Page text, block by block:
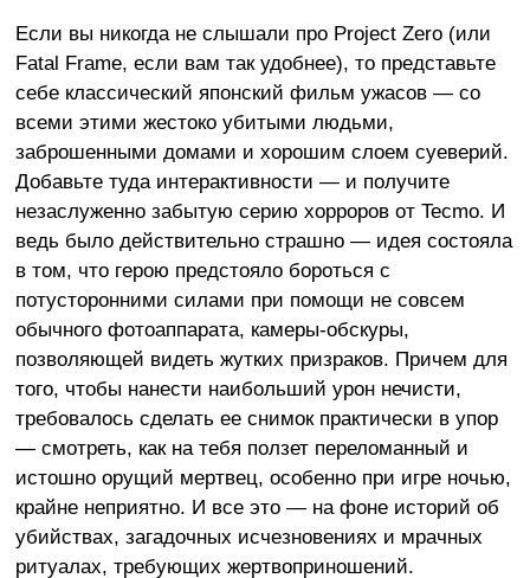
Если вы никогда не слышали про Project Zero (или
Fatal Frame, если вам так удобнее), то представьте
себе классический японский фильм ужасов — со
всеми этими жестоко убитыми людьми,
заброшенными домами и хорошим слоем суеверий.
Добавьте туда интерактивности — и получите
незаслуженно забытую серию хорроров от Tecmo. И
ведь было действительно страшно — идея состояла
в том, что герою предстояло бороться с
потусторонними силами при помощи не совсем
обычного фотоаппарата, камеры-обскуры,
позволяющей видеть жутких призраков. Причем для
того, чтобы нанести наибольший урон нечисти,
требовалось сделать ее снимок практически в упор
— смотреть, как на тебя ползет переломанный и
истошно орущий мертвец, особенно при игре ночью,
крайне неприятно. И все это — на фоне историй об
убийствах, загадочных исчезновениях и мрачных
ритуалах, требующих жертвоприношений.